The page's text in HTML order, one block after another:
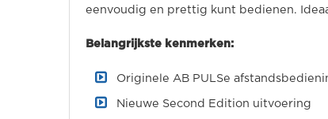
eenvoudig en prettig kunt bedienen.
Belangrijkste kenmerken:
Originele AB PULSe
Nieuwe Second Edition uitvoering